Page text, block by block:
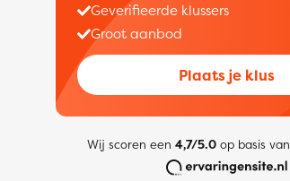
Geverifieerde klussers
Groot aanbod
Plaats je klus
Wij scoren een 4,7/5.0op basis van